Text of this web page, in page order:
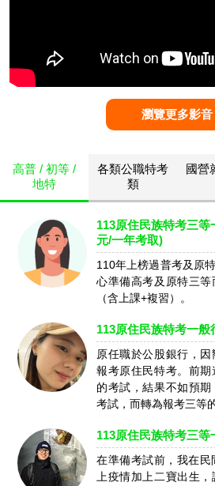
瀏覽更多影音
高普 / 初等 /
地特
各類公職特考
類
國營
113原住民族特考三
元/一年考取)
110年上榜過普考及原
心準備高考及原特三
（含上課+複習）。
113原住民族特考一
原任職於公股銀行，
報考原住民特考。前
的考試，結果不如預
考試，而轉為報考三等
113原住民族特考三
在準備考試前，我在
上疫情加上二寶出生